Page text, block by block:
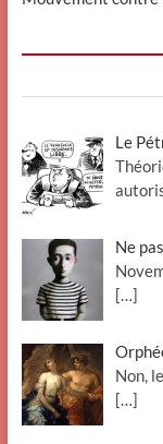
Le
Ne
[…]
Non,
[…]